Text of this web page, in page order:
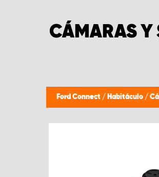
CÁMARAS Y
Ford Connect / Habitáculo /